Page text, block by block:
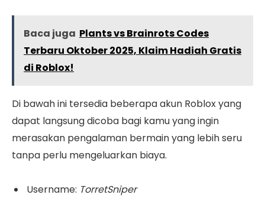
Baca juga Plants vs Brainrots Codes
Terbaru Oktober 2025, Klaim Hadiah Gratis
di Roblox!
Di bawah ini tersedia beberapa akun Roblox yang
dapat langsung dicoba bagi kamu yang ingin
merasakan pengalaman bermain yang lebih seru
tanpa perlu mengeluarkan biaya.
Username: TorretSniper